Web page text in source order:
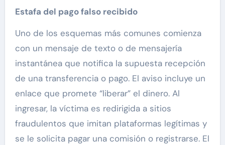
Estafa del pago falso recibido
Uno de los esquemas más comunes comienza
con un mensaje de texto o de mensajería
instantánea que notifica la supuesta recepción
de una transferencia o pago. El aviso incluye un
enlace que promete “liberar” el dinero. Al
ingresar, la víctima es redirigida a sitios
fraudulentos que imitan plataformas legítimas y
se le solicita pagar una comisión o registrarse. El